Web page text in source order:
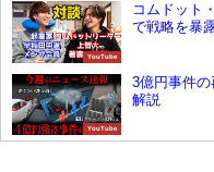
YouTube
コムドット
で戦略を暴
YouTube
3億円事件
解説